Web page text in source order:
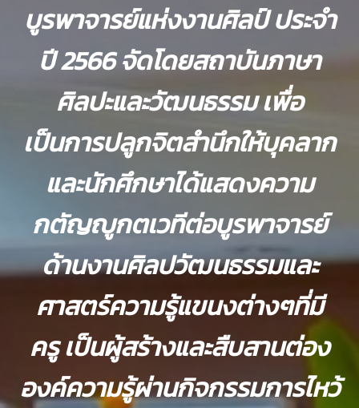
บูรพาจารย์แห่งงานศิลป์ ประจำ
ปี 2566 จัดโดยสถาบันภาษา
ศิลปะและวัฒนธรรม เพื่อ
เป็นการปลูกจิตสำนึกให้บุคลาก
และนักศึกษาได้แสดงความ
กตัญญูกตเวทีต่อบูรพาจารย์
ด้านงานศิลปวัฒนธรรมและ
ศาสตร์ความรู้แขนงต่างๆที่มี
ครู เป็นผู้สร้างและสืบสานต่อง
องค์ความรู้ผ่านกิจกรรมการไหว้